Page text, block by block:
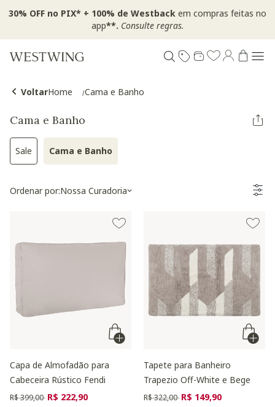
30% OFF no PIX* + 100% de Westback em compras feitas no
app**. Consulte regras.
VoltarHome Cama e Banho
Cama e Banho
SaleRefinar por Categoria: Sale
Cama e Banho
Ordenar por:Nossa Curadoria
Capa de Almofadão para
Cabeceira Rústico Fendi
Preço reduzido de
R$ 399,00 para
R$ 222,90
Tapete para Banheiro
Trapezio Off-White e Bege
Preço reduzido de
R$ 322,00 para
R$ 149,90